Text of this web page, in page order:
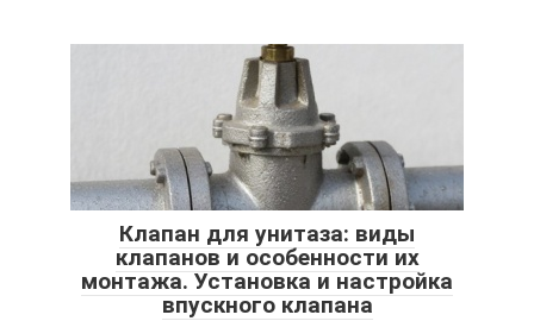
Клапан для унитаза: виды
клапанов и особенности их
монтажа. Установка и настройка
впускного клапана